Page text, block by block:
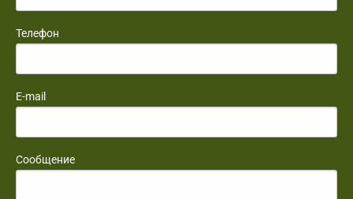
Телефон
E-mail
Сообщение